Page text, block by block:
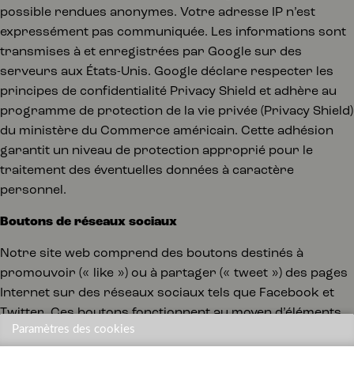
possible rendues anonymes. Votre adresse IP n’est
expressément pas communiquée. Les informations sont
transmises à et enregistrées par Google sur des
serveurs aux États-Unis. Google déclare respecter les
principes de confidentialité Privacy Shield et adhère au
programme de protection de la vie privée (Privacy Shield)
du ministère du Commerce américain. Cette adhésion
garantit un niveau de protection approprié pour le
traitement des éventuelles données à caractère
personnel.
Boutons de réseaux sociaux
Notre site web comprend des boutons destinés à
promouvoir (« like ») ou à partager (« tweet ») des pages
Internet sur des réseaux sociaux tels que Facebook et
Twitter. Ces boutons fonctionnent au moyen d’éléments
de code provenant de Facebook et de Twitter. Des
Paramètres des cookies